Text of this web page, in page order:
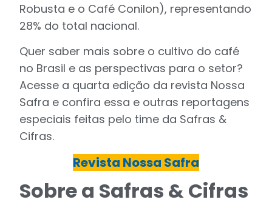
Robusta e o Café Conilon), representando
28% do total nacional.
Quer saber mais sobre o cultivo do café
no Brasil e as perspectivas para o setor?
Acesse a quarta edição da revista Nossa
Safra e confira essa e outras reportagens
especiais feitas pelo time da Safras &
Cifras.
Revista Nossa Safra
Sobre a Safras & Cifras